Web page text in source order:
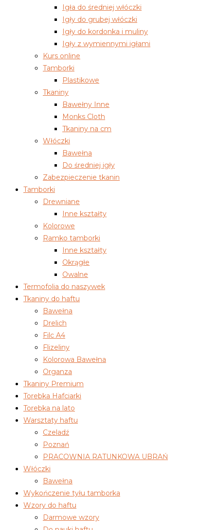
Igła do średniej włóczki
Igły do grubej włóczki
Igły do kordonka i muliny
Igły z wymiennymi igłami
Kurs online
Tamborki
Plastikowe
Tkaniny
Bawełny Inne
Monks Cloth
Tkaniny na cm
Włóczki
Bawełna
Do średniej igły
Zabezpieczenie tkanin
Tamborki
Drewniane
Inne kształty
Kolorowe
Ramko tamborki
Inne kształty
Okrągłe
Owalne
Termofolia do naszywek
Tkaniny do haftu
Bawełna
Drelich
Filc A4
Flizeliny
Kolorowa Bawełna
Organza
Tkaniny Premium
Torebka Hafciarki
Torebka na lato
Warsztaty haftu
Czeladź
Poznań
PRACOWNIA RATUNKOWA UBRAŃ
Włóczki
Bawełna
Wykończenie tyłu tamborka
Wzory do haftu
Darmowe wzory